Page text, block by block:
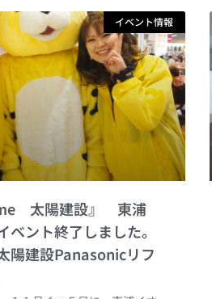
イベント情報
太陽建設』 東浦
ベント終了しました。